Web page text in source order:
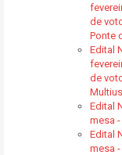
de
Ponte
Edital
de
Edital
mesa
Edital
mesa